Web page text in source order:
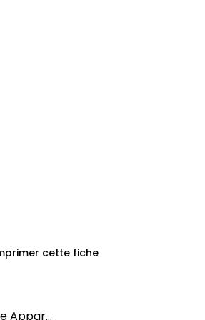
cette fiche
Appar...